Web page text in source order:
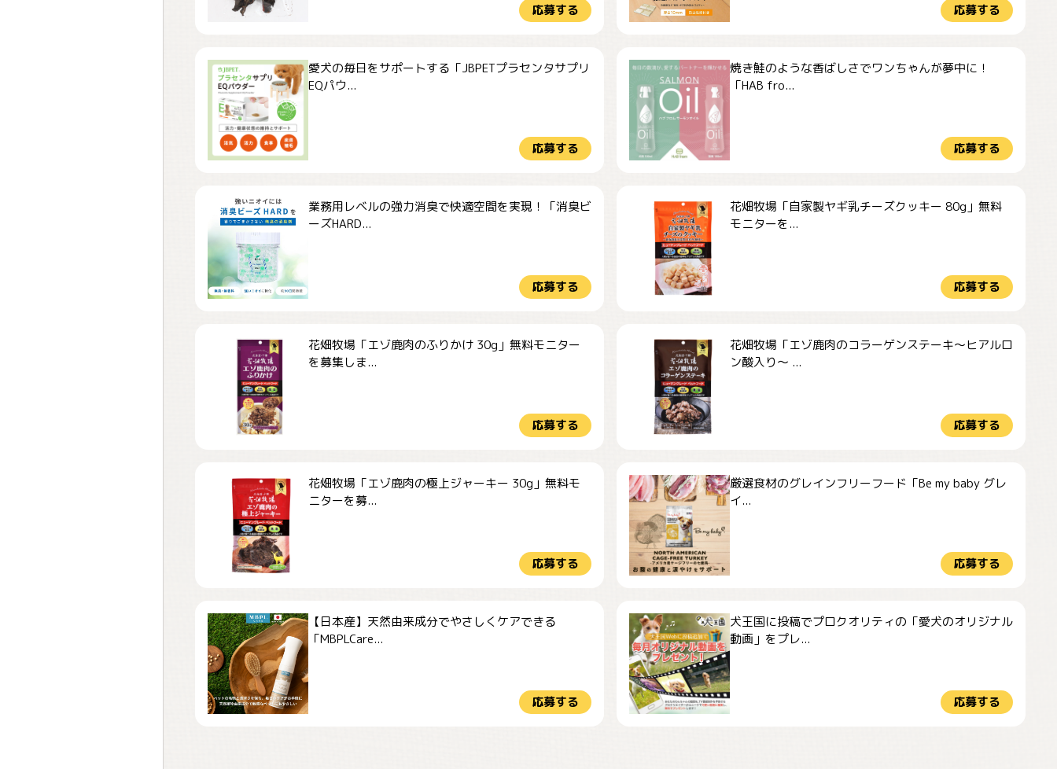
応募する 応募する
愛犬の毎日をサポートする「JBPETプラセンタサプリ
EQパウ...
応募する
焼き鮭のような香ばしさでワンちゃんが夢中に！
「HAB fro...
応募する
業務用レベルの強力消臭で快適空間を実現！「消臭ビ
ーズHARD...
応募する
花畑牧場「自家製ヤギ乳チーズクッキー 80g」無料
モニターを...
応募する
花畑牧場「エゾ鹿肉のふりかけ 30g」無料モニター
を募集しま...
応募する
花畑牧場「エゾ鹿肉のコラーゲンステーキ～ヒアルロ
ン酸入り～ ...
応募する
花畑牧場「エゾ鹿肉の極上ジャーキー 30g」無料モ
ニターを募...
応募する
厳選食材のグレインフリーフード「Be my baby グレ
イ...
応募する
【日本産】天然由来成分でやさしくケアできる
「MBPLCare...
応募する
犬王国に投稿でプロクオリティの「愛犬のオリジナル
動画」をプレ...
応募する